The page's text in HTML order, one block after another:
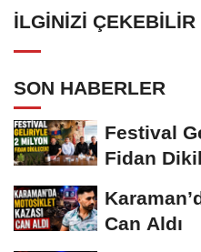
İLGINIZI ÇEKEBILIR
SON HABERLER
Festival
Fidan
Can Aldı